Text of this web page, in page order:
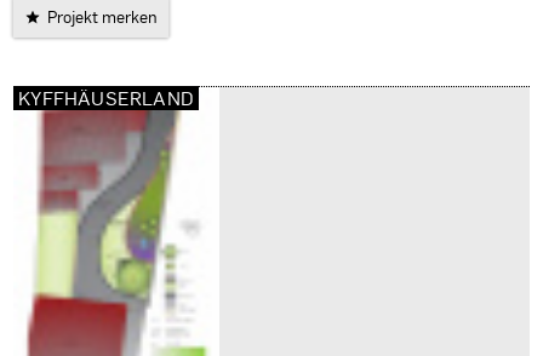
Projekt merken
KYFFHÄUSERLAND